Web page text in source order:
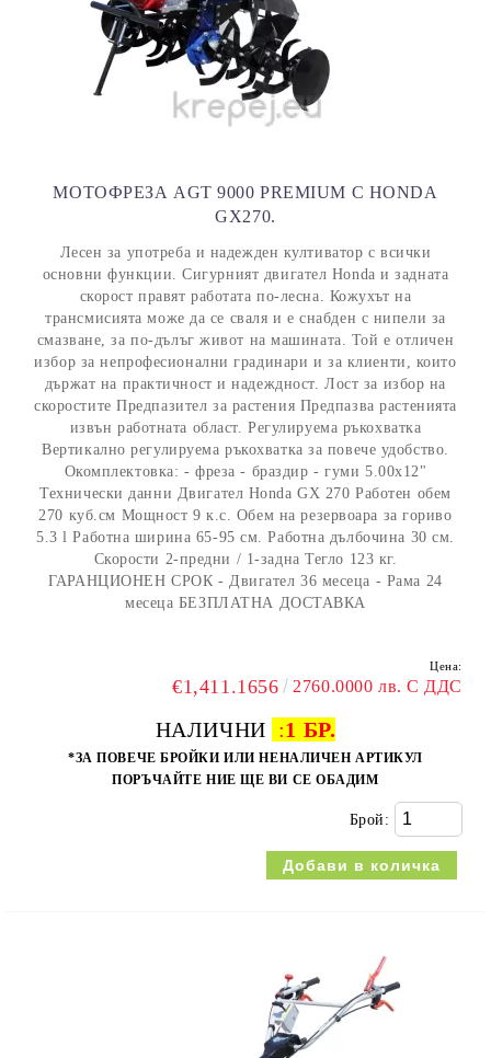
МОТОФРЕЗА AGT 9000 PREMIUM С HONDA
GX270.
Лесен за употреба и надежден култиватор с всички
основни функции. Сигурният двигател Honda и задната
скорост правят работата по-лесна. Кожухът на
трансмисията може да се сваля и е снабден с нипели за
смазване, за по-дълъг живот на машината. Той е отличен
избор за непрофесионални градинари и за клиенти, които
държат на практичност и надеждност. Лост за избор на
скоростите Предпазител за растения Предпазва растенията
извън работната област. Регулируема ръкохватка
Вертикално регулируема ръкохватка за повече удобство.
Окомплектовка: - фреза - браздир - гуми 5.00x12"
Технически данни Двигател Honda GX 270 Работен обем
270 куб.см Мощност 9 к.с. Обем на резервоара за гориво
5.3 l Работна ширина 65-95 см. Работна дълбочина 30 см.
Скорости 2-предни / 1-задна Тегло 123 кг.
ГАРАНЦИОНЕН СРОК - Двигател 36 месеца - Рама 24
месеца БЕЗПЛАТНА ДОСТАВКА
Цена:
€1,411.1656 2760.0000 лв. С ДДС
НАЛИЧНИ :1 БР.
*ЗА ПОВЕЧЕ БРОЙКИ ИЛИ НЕНАЛИЧЕН АРТИКУЛ
ПОРЪЧАЙТЕ НИЕ ЩЕ ВИ СЕ ОБАДИМ
Брой: